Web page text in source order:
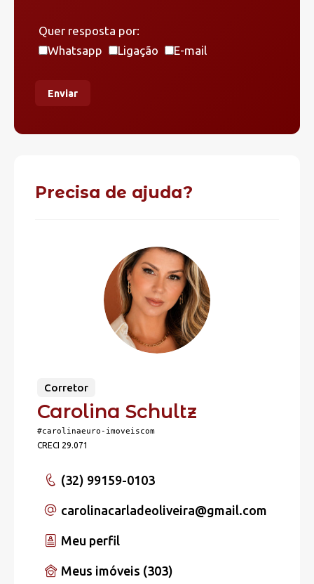
Quer resposta por:
Whatsapp
Ligação E-mail
Enviar
Precisa de ajuda?
Corretor
Carolina Schultz
#carolinaeuro-imoveiscom
CRECI 29.071
(32) 99159-0103
carolinacarladeoliveira@gmail.com
Meu perfil
Meus imóveis (303)